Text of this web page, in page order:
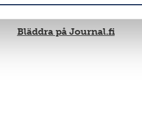
nummer, dvs. det ämne
Bläddra på Journal.fi